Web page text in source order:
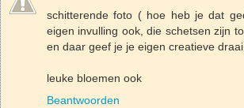
schitterende foto ( hoe heb je dat
eigen invulling ook, die schetsen zijn
en daar geef je je eigen creatieve draai
leuke bloemen ook
Beantwoorden